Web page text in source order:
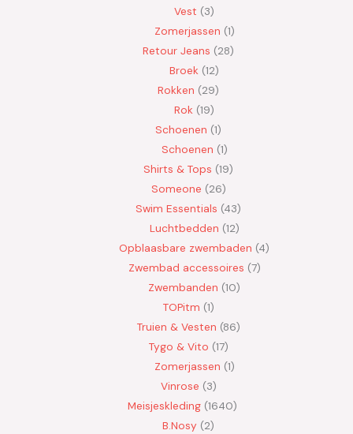
Vest
3
Zomerjassen 1
Retour Jeans
28
Broek 12
Rokken
29
Rok 19
Schoenen 1
Schoenen 1
Shirts & Tops 19
Someone 26
Swim Essentials 43
Luchtbedden 12
Opblaasbare zwembaden 4
Zwembad accessoires 7
Zwembanden 10
TOPitm 1
Truien & Vesten 86
Tygo & Vito 17
Zomerjassen 1
Vinrose 3
Meisjeskleding 1640
B.Nosy
2